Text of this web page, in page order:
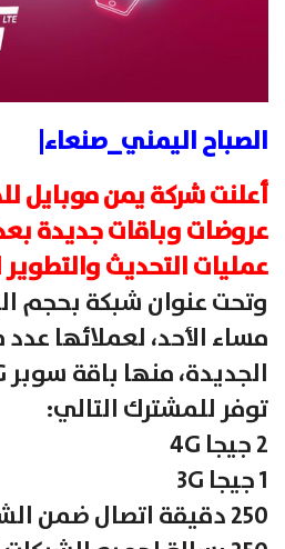
الصباح اليمني_صنعاء|
أعلنت شركة يمن موبايل
عروضات وباقات جديدة
عمليات التحديث
وتحت عنوان شبكة بحجم
مساء الأحد، لعملائها عدد
توفر للمشترك التالي:
2 جيجا 4G
1 جيجا 3G
250 دقيقة اتصال ضمن الشبكة